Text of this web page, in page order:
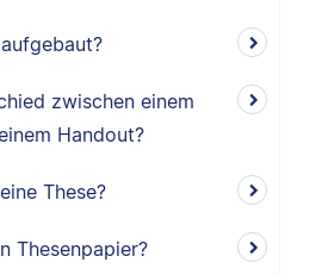
zwischen einem
Handout?
These?
Thesenpapier?